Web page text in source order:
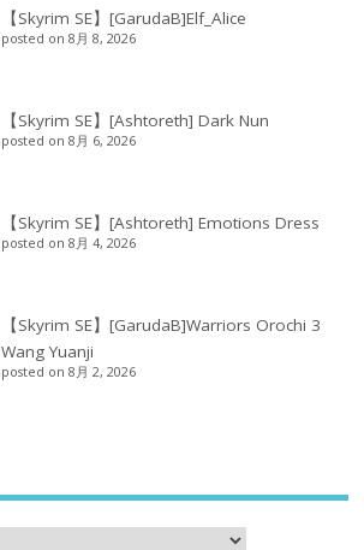
【Skyrim SE】[GarudaB]Elf_Alice
posted on 8月 8, 2026
【Skyrim SE】[Ashtoreth] Dark Nun
posted on 8月 6, 2026
【Skyrim SE】[Ashtoreth] Emotions Dress
posted on 8月 4, 2026
【Skyrim SE】[GarudaB]Warriors Orochi 3
Wang Yuanji
posted on 8月 2, 2026